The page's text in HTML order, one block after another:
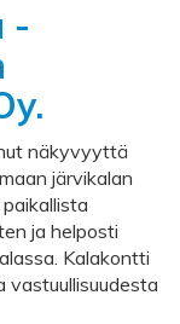
-
näkyvyyttä
järvikalan
ja helposti
Kalakontti
vastuullisuudesta